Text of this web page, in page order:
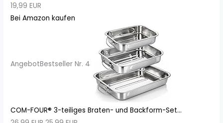
19,99 EUR
Bei Amazon kaufen
AngebotBestseller Nr. 4
COM-FOUR® 3-teiliges Braten- und Backform-Set...